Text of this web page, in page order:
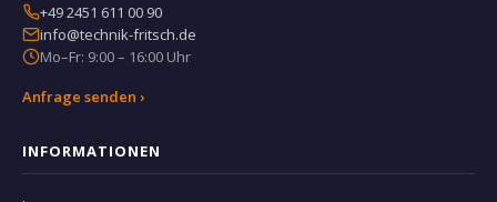
+49 2451 611 00 90
info@technik-fritsch.de
Mo–Fr: 9:00 – 16:00 Uhr
Anfrage senden ›
INFORMATIONEN